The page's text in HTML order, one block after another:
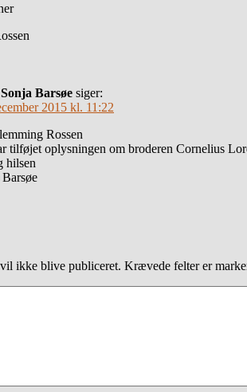
Sonja Barsøe siger:
2015 kl. 11:22
Rossen
tilføjet oplysningen om broderen Cornelius
hilsen
ikke blive publiceret. Krævede felter er